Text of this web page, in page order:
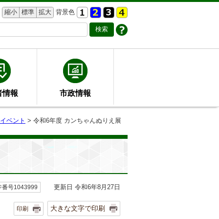
縮小 標準 拡大 背景色
情報 市政情報
ベント > 令和6年度 カンちゃんぬりえ展
番号1043999 更新日 令和6年8月27日
印刷 大きな文字で印刷